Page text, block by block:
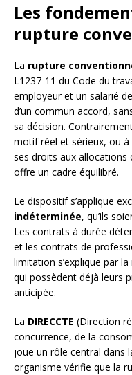
Les
rupture
La rupture
L1237-11 du Code du
employeur et un salarié
d’un commun accord,
sa décision.
motif réel et sérieux, ou à
ses droits aux allocations
offre un cadre équilibré.
Le dispositif s’applique
indéterminée, qu’ils
Les contrats à durée
et les contrats de
limitation s’explique par
qui possèdent déjà leurs
anticipée.
La DIRECCTE (Direction
concurrence, de la
joue un rôle central dans
organisme vérifie que la